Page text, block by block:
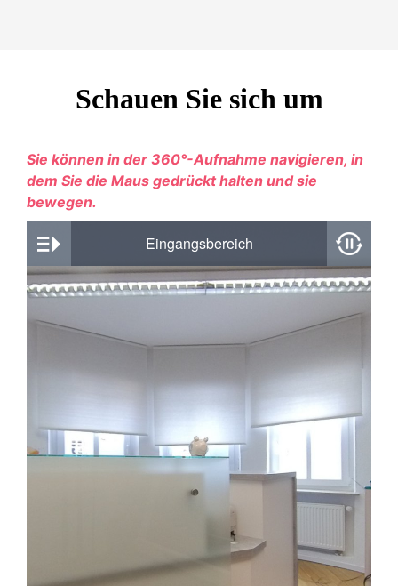
Schauen Sie sich um
Sie können in der 360°-Aufnahme navigieren, in
dem Sie die Maus gedrückt halten und sie
bewegen.